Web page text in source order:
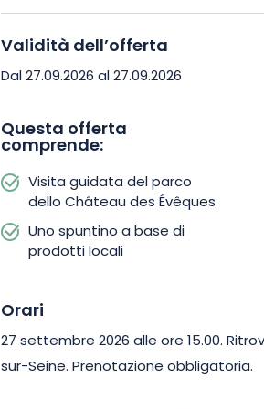
chilometri a un ritmo piacevole che
discussione. Al termine della
sull’erba, con gelati e pasticcini a
Lasciatevi trasportare da questa
prenotate il vostro posto per riscoprire
diverso.
Validità dell’offerta
Dal 27.09.2026 al 27.09.2026
Questa offerta
comprende:
Visita guidata del parco
dello Château des Évêques
Uno spuntino a base di
prodotti locali
Orari
27 settembre 2026 alle ore 15.00.
sur-Seine. Prenotazione obbligatoria.